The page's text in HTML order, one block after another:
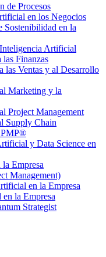
de Procesos
en los Negocios
Sostenibilidad en la
Artificial
Finanzas
las Ventas y al Desarrollo
Marketing y la
Project Management
Supply Chain
PMP®
y Data Science en
Empresa
Management)
en la Empresa
la Empresa
Strategist